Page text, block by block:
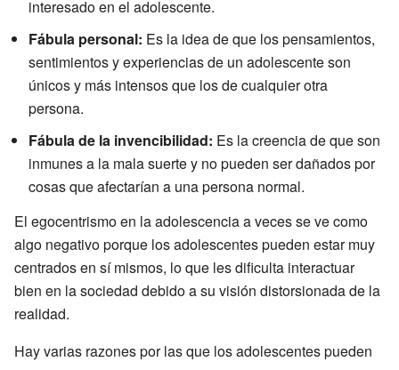
interesado en el adolescente.
Fábula personal: Es la idea de que los pensamientos,
sentimientos y experiencias de un adolescente son
únicos y más intensos que los de cualquier otra
persona.
Fábula de la invencibilidad: Es la creencia de que son
inmunes a la mala suerte y no pueden ser dañados por
cosas que afectarían a una persona normal.
El egocentrismo en la adolescencia a veces se ve como
algo negativo porque los adolescentes pueden estar muy
centrados en sí mismos, lo que les dificulta interactuar
bien en la sociedad debido a su visión distorsionada de la
realidad.
Hay varias razones por las que los adolescentes pueden